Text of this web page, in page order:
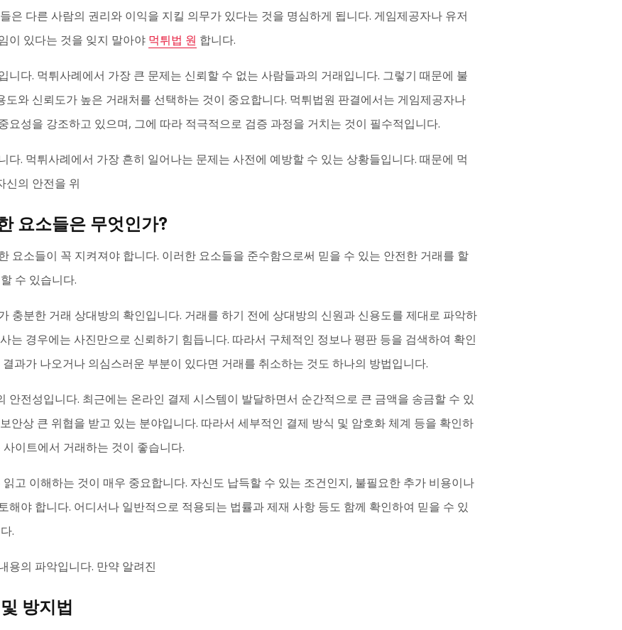
은 다른 사람의 권리와 이익을 지킬 의무가 있다는 것을 명심하게 됩니다. 게임제공자나 유저
이 있다는 것을 잊지 말아야 먹튀법 원 합니다.
니다. 먹튀사례에서 가장 큰 문제는 신뢰할 수 없는 사람들과의 거래입니다. 그렇기 때문에 불
와 신뢰도가 높은 거래처를 선택하는 것이 중요합니다. 먹튀법원 판결에서는 게임제공자나
요성을 강조하고 있으며, 그에 따라 적극적으로 검증 과정을 거치는 것이 필수적입니다.
다. 먹튀사례에서 가장 흔히 일어나는 문제는 사전에 예방할 수 있는 상황들입니다. 때문에 먹
신의 안전을 위
요소들은 무엇인가?
요소들이 꼭 지켜져야 합니다. 이러한 요소들을 준수함으로써 믿을 수 있는 안전한 거래를 할
수 있습니다.
충분한 거래 상대방의 확인입니다. 거래를 하기 전에 상대방의 신원과 신용도를 제대로 파악하
는 경우에는 사진만으로 신뢰하기 힘듭니다. 따라서 구체적인 정보나 평판 등을 검색하여 확인
과가 나오거나 의심스러운 부분이 있다면 거래를 취소하는 것도 하나의 방법입니다.
안전성입니다. 최근에는 온라인 결제 시스템이 발달하면서 순간적으로 큰 금액을 송금할 수 있
안상 큰 위협을 받고 있는 분야입니다. 따라서 세부적인 결제 방식 및 암호화 체계 등을 확인하
이트에서 거래하는 것이 좋습니다.
고 이해하는 것이 매우 중요합니다. 자신도 납득할 수 있는 조건인지, 불필요한 추가 비용이나
해야 합니다. 어디서나 일반적으로 적용되는 법률과 제재 사항 등도 함께 확인하여 믿을 수 있
.
용의 파악입니다. 만약 알려진
방지법